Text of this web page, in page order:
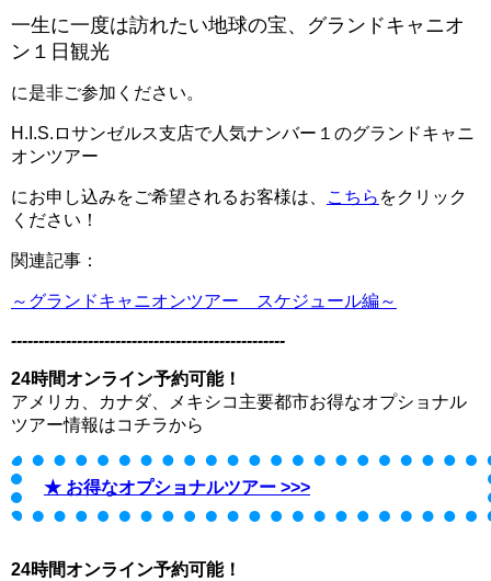
一生に一度は訪れたい地球の宝、グランドキャニオ
ン１日観光
に是非ご参加ください。
H.I.S.ロサンゼルス支店で人気ナンバー１のグランドキャニ
オンツアー
にお申し込みをご希望されるお客様は、 こちら をクリック
ください！
関連記事：
～グランドキャニオンツアー スケジュール編～
--------------------------------------------------
24時間オンライン予約可能！
アメリカ、カナダ、メキシコ主要都市お得なオプショナル
ツアー情報はコチラから
★ お得なオプショナルツアー >>>
24時間オンライン予約可能！